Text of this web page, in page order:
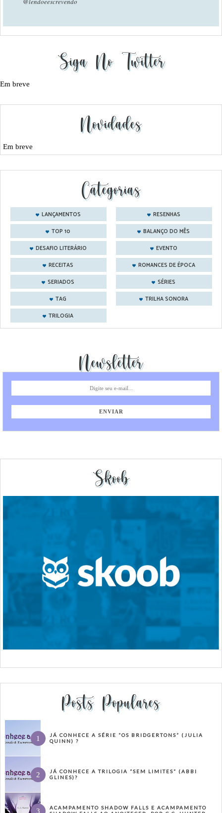
Siga No Twitter
Em breve
Novidades
Em breve
Categorias
LANÇAMENTOS
RESENHAS
TOP 10
BALANÇO DO MÊS
DESAFIO LITERÁRIO
EVENTO
RECEITAS
ROMANCES DE ÉPOCA
SERIADOS
SÉRIES
TAG
TRILHA SONORA
TRILOGIA
Newsletter
Skoob
Posts Populares
JÁ CONHECE A SÉRIE “OS BRIDGERTONS” (JULIA
QUINN) ?
JÁ CONHECE A TRILOGIA “SEM LIMITES” (ABBI
GLINES)?
ACAMPAMENTO SHADOW FALLS E ACAMPAMENTO